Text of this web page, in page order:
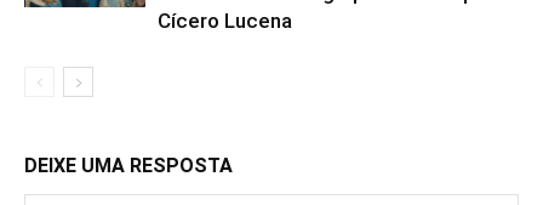
Cícero Lucena
DEIXE UMA RESPOSTA